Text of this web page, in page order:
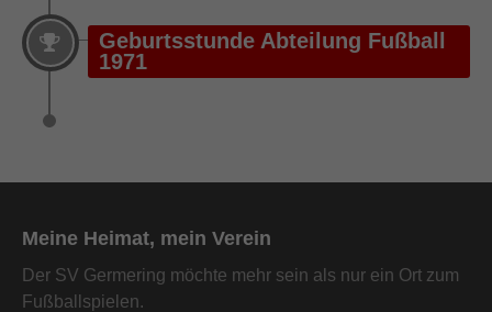
Geburtsstunde Abteilung Fußball
1971
Meine Heimat, mein Verein
Der SV Germering möchte mehr sein als nur ein Ort zum
Fußballspielen.